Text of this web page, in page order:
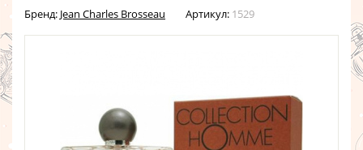
Бренд: Jean Charles Brosseau Артикул: 1529